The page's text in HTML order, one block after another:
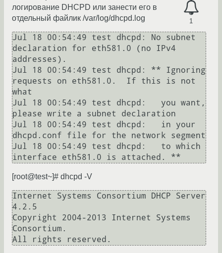
1
логирование DHCPD или занести его в
отдельный файлик /var/log/dhcpd.log
Jul 18 00:54:49 test dhcpd: No subnet
declaration for eth581.0 (no IPv4
addresses).
Jul 18 00:54:49 test dhcpd: ** Ignoring
requests on eth581.0.  If this is not
what
Jul 18 00:54:49 test dhcpd:   you want,
please write a subnet declaration
Jul 18 00:54:49 test dhcpd:   in your
dhcpd.conf file for the network segment
Jul 18 00:54:49 test dhcpd:   to which
[root@test~]# dhcpd -V
Internet Systems Consortium DHCP Server
4.2.5
Copyright 2004-2013 Internet Systems
Consortium.